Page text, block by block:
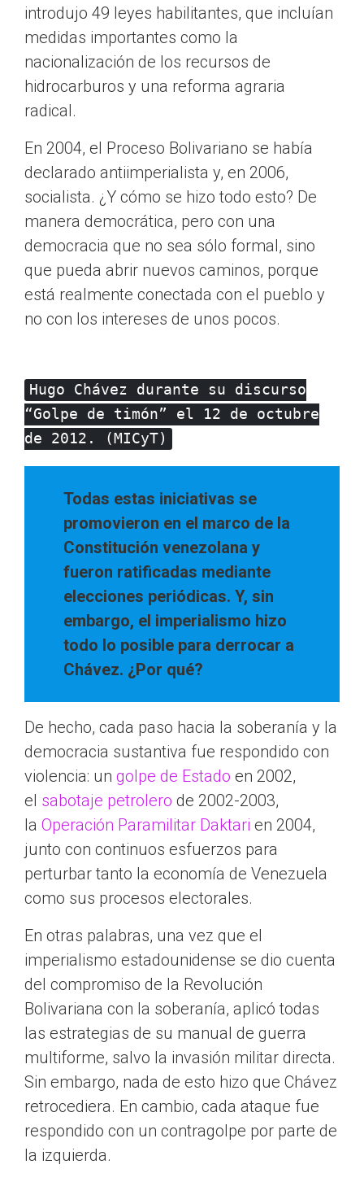
introdujo 49 leyes habilitantes, que incluían
medidas importantes como la
nacionalización de los recursos de
hidrocarburos y una reforma agraria
radical.
En 2004, el Proceso Bolivariano se había
declarado antiimperialista y, en 2006,
socialista. ¿Y cómo se hizo todo esto? De
manera democrática, pero con una
democracia que no sea sólo formal, sino
que pueda abrir nuevos caminos, porque
está realmente conectada con el pueblo y
no con los intereses de unos pocos.
Hugo Chávez durante su discurso
“Golpe de timón” el 12 de octubre
de 2012. (MICyT)
Todas estas iniciativas se
promovieron en el marco de la
Constitución venezolana y
fueron ratificadas mediante
elecciones periódicas. Y, sin
embargo, el imperialismo hizo
todo lo posible para derrocar a
Chávez. ¿Por qué?
De hecho, cada paso hacia la soberanía y la
democracia sustantiva fue respondido con
violencia: un golpe de Estado en 2002,
el sabotaje petrolero de 2002-2003,
la Operación Paramilitar Daktari en 2004,
junto con continuos esfuerzos para
perturbar tanto la economía de Venezuela
como sus procesos electorales.
En otras palabras, una vez que el
imperialismo estadounidense se dio cuenta
del compromiso de la Revolución
Bolivariana con la soberanía, aplicó todas
las estrategias de su manual de guerra
multiforme, salvo la invasión militar directa.
Sin embargo, nada de esto hizo que Chávez
retrocediera. En cambio, cada ataque fue
respondido con un contragolpe por parte de
la izquierda.